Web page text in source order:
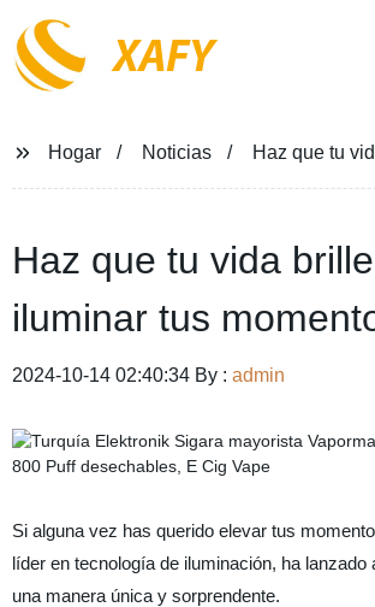
XAFY
Hogar Noticias Haz que tu
Haz que tu vida
iluminar tus
2024-10-14 02:40:34 By : admin
Si alguna vez has querido elevar tus
líder en tecnología de iluminación, ha
una manera única y sorprendente.